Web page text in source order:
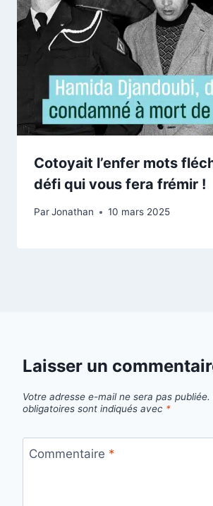
Cotoyait l’enfer mots
défi qui vous fera frémir !
ParJonathan 10 mars 2025
Laisser un
Votre adresse e-mail ne sera pas publiée.
obligatoires sont indiqués avec *
Commentaire *